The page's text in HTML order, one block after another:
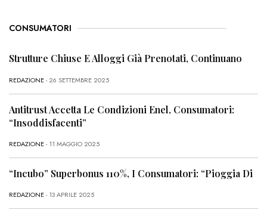
CONSUMATORI
Strutture Chiuse E Alloggi Già Prenotati, Continuano
REDAZIONE- 26 SETTEMBRE 2025
Antitrust Accetta Le Condizioni Enel, Consumatori:
“Insoddisfacenti”
REDAZIONE- 11 MAGGIO 2025
“Incubo” Superbonus 110%, I Consumatori: “Pioggia Di
REDAZIONE- 13 APRILE 2025